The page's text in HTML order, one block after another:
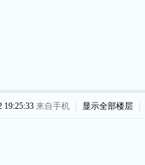
19:25:33 来自手机 显示全部楼层